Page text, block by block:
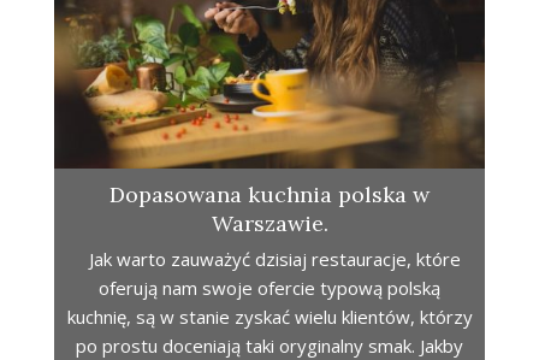
Dopasowana kuchnia polska w
Warszawie.
Jak warto zauważyć dzisiaj restauracje, które
oferują nam swoje ofercie typową polską
kuchnię, są w stanie zyskać wielu klientów, którzy
po prostu doceniają taki oryginalny smak. Jakby